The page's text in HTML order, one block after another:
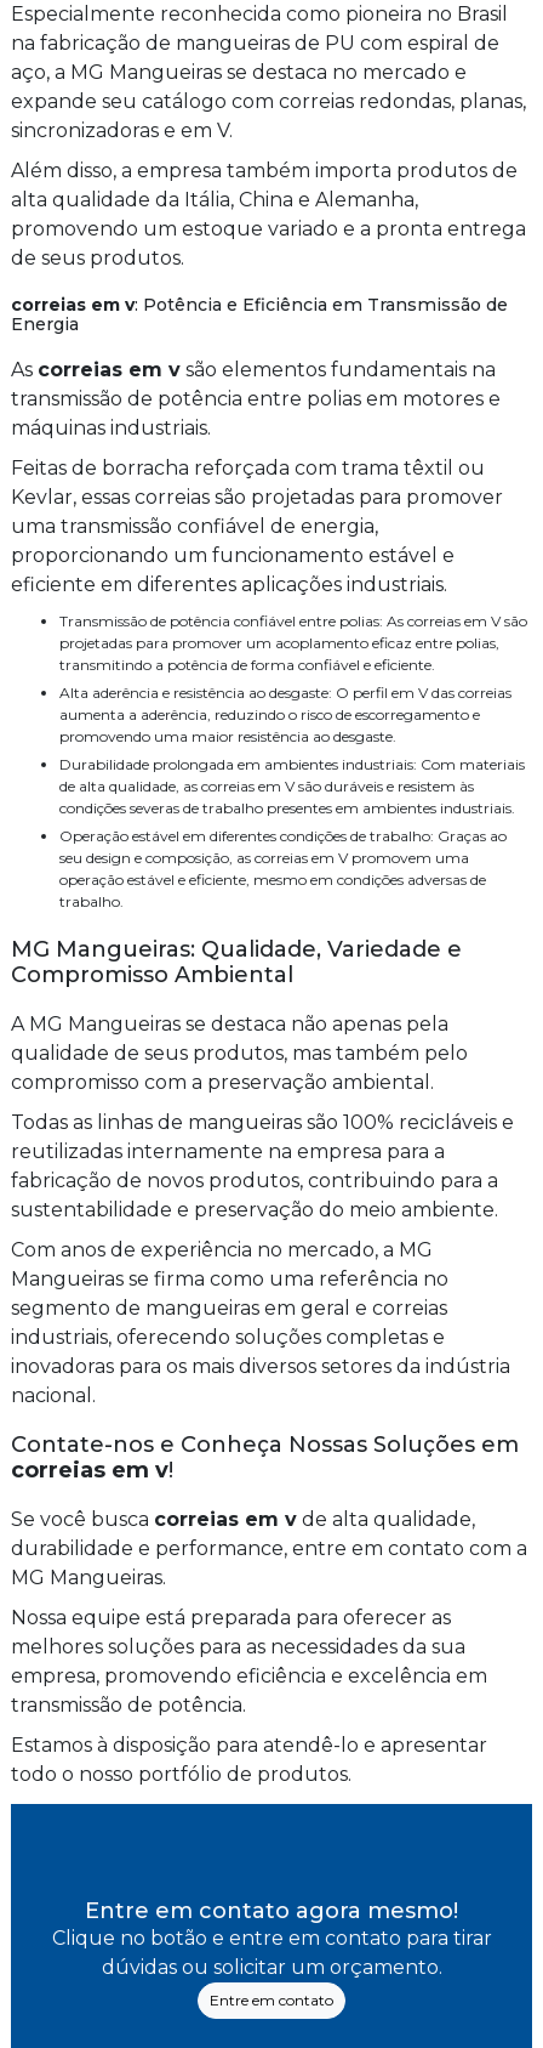
Especialmente reconhecida como pioneira no Brasil
na fabricação de mangueiras de PU com espiral de
aço, a MG Mangueiras se destaca no mercado e
expande seu catálogo com correias redondas, planas,
sincronizadoras e em V.
Além disso, a empresa também importa produtos de
alta qualidade da Itália, China e Alemanha,
promovendo um estoque variado e a pronta entrega
de seus produtos.
correias em v: Potência e Eficiência em Transmissão de
Energia
As correias em v são elementos fundamentais na
transmissão de potência entre polias em motores e
máquinas industriais.
Feitas de borracha reforçada com trama têxtil ou
Kevlar, essas correias são projetadas para promover
uma transmissão confiável de energia,
proporcionando um funcionamento estável e
eficiente em diferentes aplicações industriais.
Transmissão de potência confiável entre polias: As correias em V são
projetadas para promover um acoplamento eficaz entre polias,
transmitindo a potência de forma confiável e eficiente.
Alta aderência e resistência ao desgaste: O perfil em V das correias
aumenta a aderência, reduzindo o risco de escorregamento e
promovendo uma maior resistência ao desgaste.
Durabilidade prolongada em ambientes industriais: Com materiais
de alta qualidade, as correias em V são duráveis e resistem às
condições severas de trabalho presentes em ambientes industriais.
Operação estável em diferentes condições de trabalho: Graças ao
seu design e composição, as correias em V promovem uma
operação estável e eficiente, mesmo em condições adversas de
trabalho.
MG Mangueiras: Qualidade, Variedade e
Compromisso Ambiental
A MG Mangueiras se destaca não apenas pela
qualidade de seus produtos, mas também pelo
compromisso com a preservação ambiental.
Todas as linhas de mangueiras são 100% recicláveis e
reutilizadas internamente na empresa para a
fabricação de novos produtos, contribuindo para a
sustentabilidade e preservação do meio ambiente.
Com anos de experiência no mercado, a MG
Mangueiras se firma como uma referência no
segmento de mangueiras em geral e correias
industriais, oferecendo soluções completas e
inovadoras para os mais diversos setores da indústria
nacional.
Contate-nos e Conheça Nossas Soluções em
correias em v!
Se você busca correias em v de alta qualidade,
durabilidade e performance, entre em contato com a
MG Mangueiras.
Nossa equipe está preparada para oferecer as
melhores soluções para as necessidades da sua
empresa, promovendo eficiência e excelência em
transmissão de potência.
Estamos à disposição para atendê-lo e apresentar
todo o nosso portfólio de produtos.
Entre em contato agora mesmo!
Clique no botão e entre em contato para tirar
dúvidas ou solicitar um orçamento.
Entre em contato